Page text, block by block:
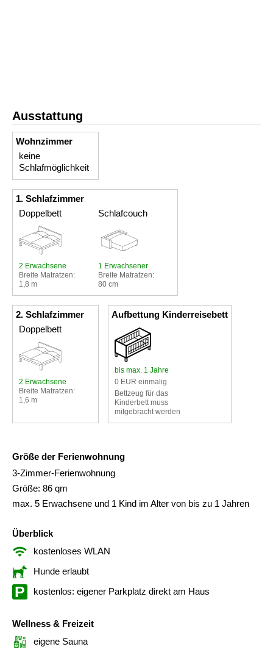
Ausstattung
Wohnzimmer
keine
Schlafmöglichkeit
1. Schlafzimmer
Doppelbett
2 Erwachsene
Breite Matratzen:
1,8 m
Schlafcouch
1 Erwachsener
Breite Matratzen:
80 cm
2. Schlafzimmer
Doppelbett
2 Erwachsene
Breite Matratzen:
1,6 m
Aufbettung Kinderreisebett
bis max. 1 Jahre
0 EUR einmalig
Bettzeug für das
Kinderbett muss
mitgebracht werden
Größe der Ferienwohnung
3-Zimmer-Ferienwohnung
Größe: 86 qm
max. 5 Erwachsene und 1 Kind im Alter von bis zu 1 Jahren
Überblick
kostenloses WLAN
Hunde erlaubt
kostenlos: eigener Parkplatz direkt am Haus
Wellness & Freizeit
eigene Sauna